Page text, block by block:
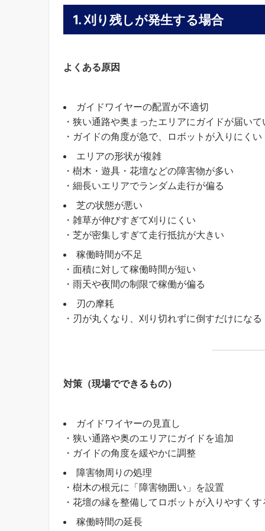
1. 刈り残しが発生する場合
よくある原因
ガイドワイヤーの配置が不適切
・狭い通路や奥まったエリアにガイドが届い
・ガイドの角度が急で、ロボットが入りにくい
エリアの形状が複雑
・樹木・遊具・花壇などの障害物が多い
・細長いエリアでランダム走行が偏る
芝の状態が悪い
・雑草が伸びすぎて刈りにくい
・芝が密集しすぎて走行抵抗が大きい
稼働時間が不足
・面積に対して稼働時間が短い
・雨天や夜間の制限で稼働が偏る
刃の摩耗
・刃が丸くなり、刈り切れずに倒すだけになる
対策（現場でできるもの）
ガイドワイヤーの見直し
・狭い通路や奥のエリアにガイドを追加
・ガイドの角度を緩やかに調整
障害物周りの処理
・樹木の根元に「障害物囲い」を設置
・花壇の縁を整備してロボットが入りやすくす
稼働時間の延長